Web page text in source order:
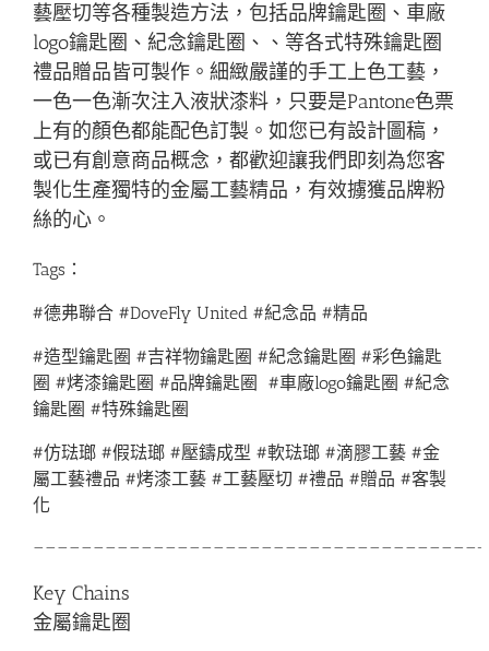
藝壓切等各種製造方法，包括品牌鑰匙圈、車廠
logo鑰匙圈、紀念鑰匙圈、、等各式特殊鑰匙圈
禮品贈品皆可製作。細緻嚴謹的手工上色工藝，
一色一色漸次注入液狀漆料，只要是Pantone色票
上有的顏色都能配色訂製。如您已有設計圖稿，
或已有創意商品概念，都歡迎讓我們即刻為您客
製化生產獨特的金屬工藝精品，有效擄獲品牌粉
絲的心。
Tags：
#德弗聯合 #DoveFly United #紀念品 #精品
#造型鑰匙圈 #吉祥物鑰匙圈 #紀念鑰匙圈 #彩色鑰匙
圈 #烤漆鑰匙圈 #品牌鑰匙圈 #車廠logo鑰匙圈 #紀念
鑰匙圈 #特殊鑰匙圈
#仿琺瑯 #假琺瑯 #壓鑄成型 #軟琺瑯 #滴膠工藝 #金
屬工藝禮品 #烤漆工藝 #工藝壓切 #禮品 #贈品 #客製
化
—————————————————————————————————————-
Key Chains
金屬鑰匙圈